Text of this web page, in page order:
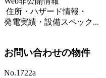
住所・ハザード情報・
発電実績・設備スペック...
お問い合わせの物件
No.1722a